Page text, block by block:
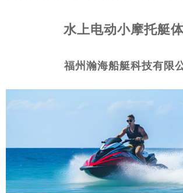
水上电动小摩托艇
福州瀚海船艇科技有限